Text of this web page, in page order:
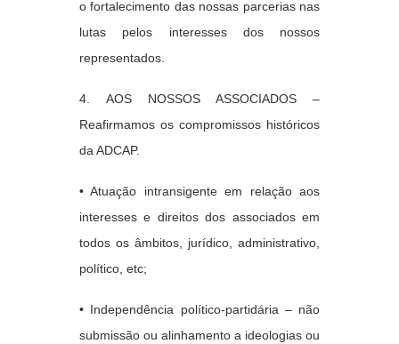
o fortalecimento das nossas parcerias nas
lutas pelos interesses dos nossos
representados.
4. AOS NOSSOS ASSOCIADOS –
Reafirmamos os compromissos históricos
da ADCAP.
• Atuação intransigente em relação aos
interesses e direitos dos associados em
todos os âmbitos, jurídico, administrativo,
político, etc;
• Independência político-partidária – não
submissão ou alinhamento a ideologias ou